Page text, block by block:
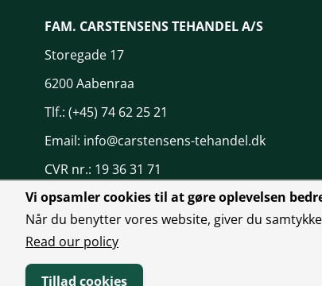
Vi opsamler cookies til at gøre oplevelsen
Når du benytter vores website, giver du
Read our policy
Tillad cookies
FAM. CARSTENSENS TEHANDEL A/S
Storegade 17
6200 Aabenraa
Tlf.: (+45) 74 62 25 21
Email: info@carstensens-tehandel.dk
CVR nr.: 19 36 31 71